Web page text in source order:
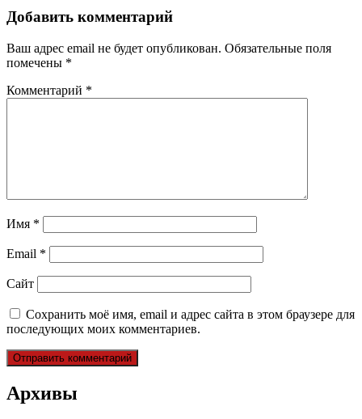
Добавить комментарий
Ваш адрес email не будет опубликован. Обязательные поля
помечены *
Комментарий *
Имя *
Email *
Сайт
Сохранить моё имя, email и адрес сайта в этом браузере для
последующих моих комментариев.
Архивы